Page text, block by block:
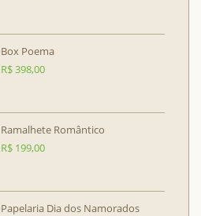
Box Poema
R$398,00
Ramalhete Romântico
R$ 199,00
Papelaria Dia dos Namorados